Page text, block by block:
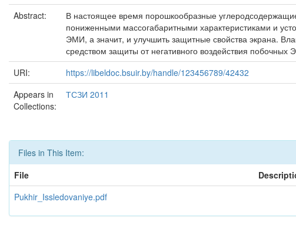
Abstract:
В настоящее время порошкообразные
пониженными массогабаритными характеристиками и
ЭМИ, а значит, и улучшить защитные свойства экрана.
средством защиты от негативного воздействия
URI:
https://libeldoc.bsuir.by/handle/123456789/42432
Appears in
Collections:
ТСЗИ 2011
Files in This Item:
File
Pukhir_Issledovaniye.pdf